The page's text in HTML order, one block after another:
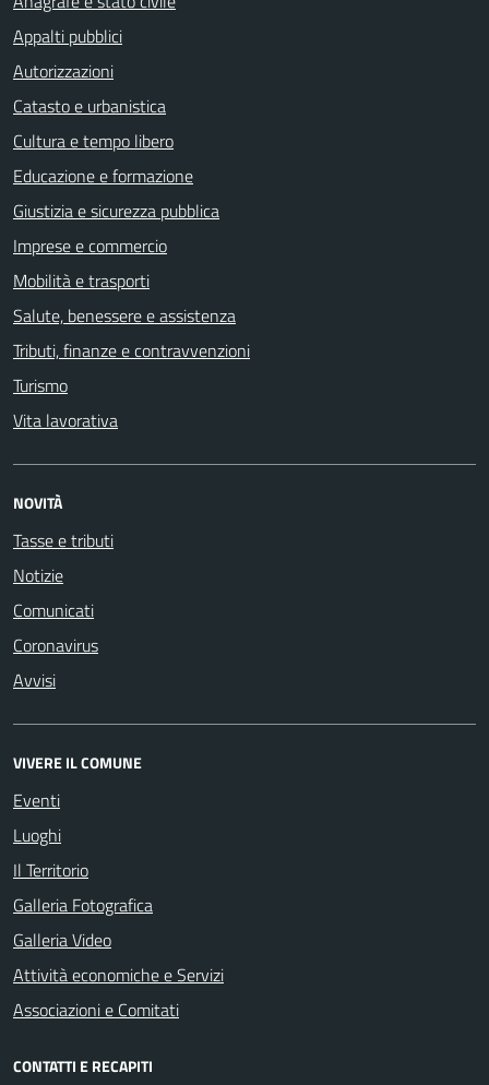
Appalti pubblici
Autorizzazioni
Catasto e urbanistica
Cultura e tempo libero
Educazione e formazione
Giustizia e sicurezza pubblica
Imprese e commercio
Mobilità e trasporti
Salute, benessere e assistenza
Tributi, finanze e contravvenzioni
Turismo
Vita lavorativa
NOVITÀ
Tasse e tributi
Notizie
Comunicati
Coronavirus
Avvisi
VIVERE IL COMUNE
Eventi
Luoghi
Il Territorio
Galleria Fotografica
Galleria Video
Attività economiche e Servizi
Associazioni e Comitati
CONTATTI E RECAPITI